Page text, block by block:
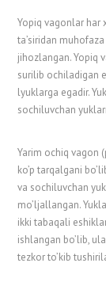
Yopiq vagonlar har
ta’siridan
jihozlangan. Yopiq
surilib ochiladigan
lyuklarga egadir.
sochiluvchan
Yarim ochiq vagon
ko’p tarqalgani
va sochiluvchan
mo’ljallangan.
ikki tabaqali
ishlangan bo’lib,
tezkor to’kib